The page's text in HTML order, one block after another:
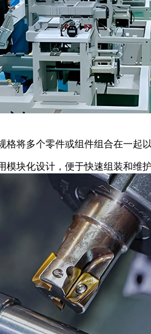
格将多个零件或组件组合在一起
模块化设计，便于快速组装和维护